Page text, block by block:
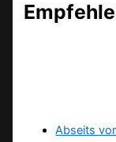
Abseits